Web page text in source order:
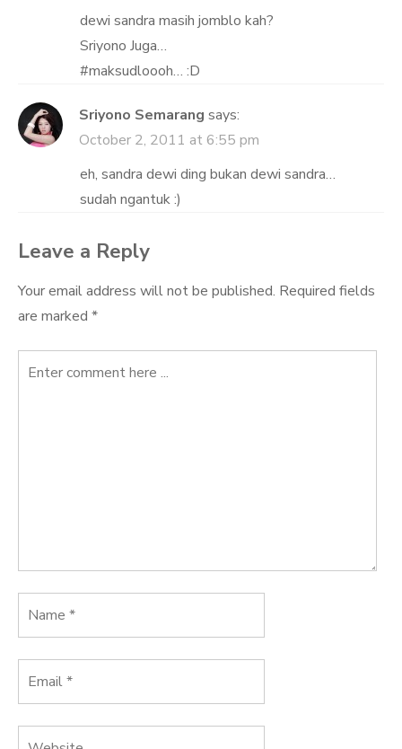
dewi sandra masih jomblo kah?
Sriyono Juga…
#maksudloooh… :D
Sriyono Semarang says:
October 2, 2011 at 6:55 pm
eh, sandra dewi ding bukan dewi sandra…
sudah ngantuk :)
Leave a Reply
Your email address will not be published. Required fields
are marked *